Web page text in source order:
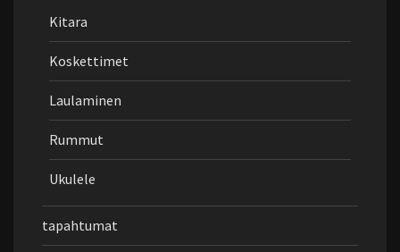
Kitara
Koskettimet
Laulaminen
Rummut
Ukulele
tapahtumat